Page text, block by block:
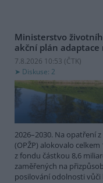
Ministerstvo
akční plán
7.8.2026 10:53 (ČTK)
Diskuse: 2
2026–2030. Na opatření
(OPŽP) alokovalo
z fondu částkou 8,6
zaměřených na
posilování odolnosti